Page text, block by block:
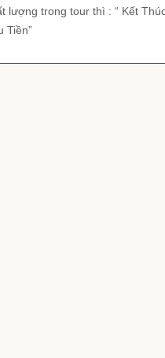
lượng trong tour thì : “ Kết
Tiền”